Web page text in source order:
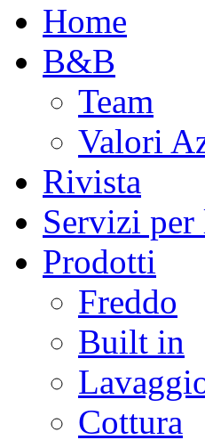
Home
B&B
Team
Valori
Rivista
Servizi per
Prodotti
Freddo
Built in
Cottura